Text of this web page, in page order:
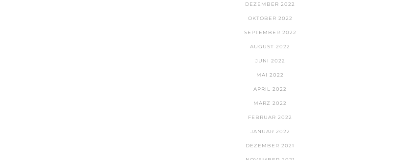
DEZEMBER 2022
OKTOBER 2022
SEPTEMBER 2022
AUGUST 2022
JUNI 2022
MAI 2022
APRIL 2022
MÄRZ 2022
FEBRUAR 2022
JANUAR 2022
DEZEMBER 2021